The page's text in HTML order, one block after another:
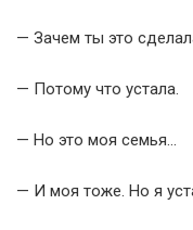
— Зачем ты это
— Потому что устала.
— Но это моя семья…
— И моя тоже. Но я